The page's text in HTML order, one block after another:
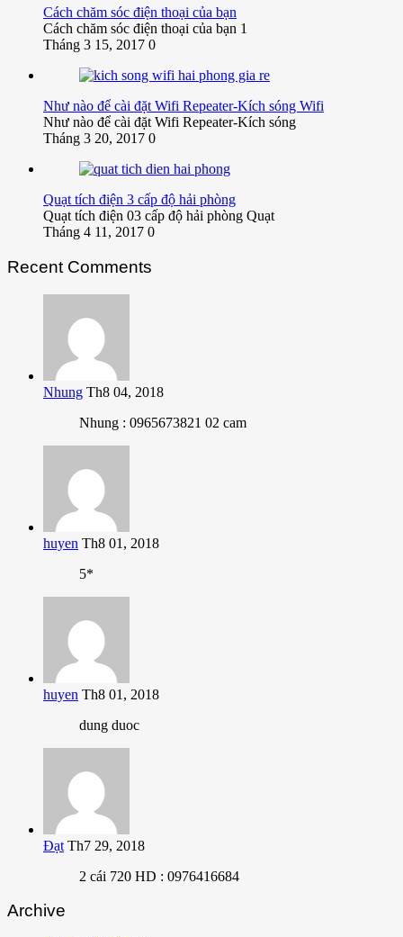
Cách chăm sóc điện thoại của bạn
Cách chăm sóc điện thoại của bạn 1
Tháng 3 15, 2017 0
Như nào để cài đặt Wifi Repeater-Kích sóng Wifi
Như nào để cài đặt Wifi Repeater-Kích sóng
Tháng 3 20, 2017 0
Quạt tích điện 3 cấp độ hải phòng
Quạt tích điện 03 cấp độ hải phòng Quạt
Tháng 4 11, 2017 0
Recent Comments
Nhung Th8 04, 2018
Nhung : 0965673821 02 cam
huyen Th8 01, 2018
5*
huyen Th8 01, 2018
dung duoc
Đạt Th7 29, 2018
2 cái 720 HD : 0976416684
Archive